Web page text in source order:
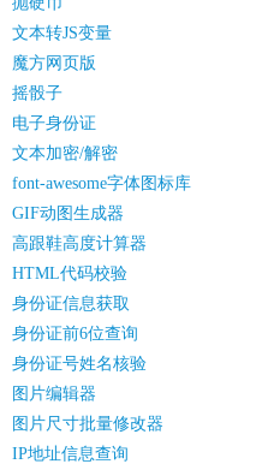
文本转JS变量
魔方网页版
摇骰子
电子身份证
文本加密/解密
font-awesome字体图标库
GIF动图生成器
高跟鞋高度计算器
HTML代码校验
身份证信息获取
身份证前6位查询
身份证号姓名核验
图片编辑器
图片尺寸批量修改器
IP地址信息查询